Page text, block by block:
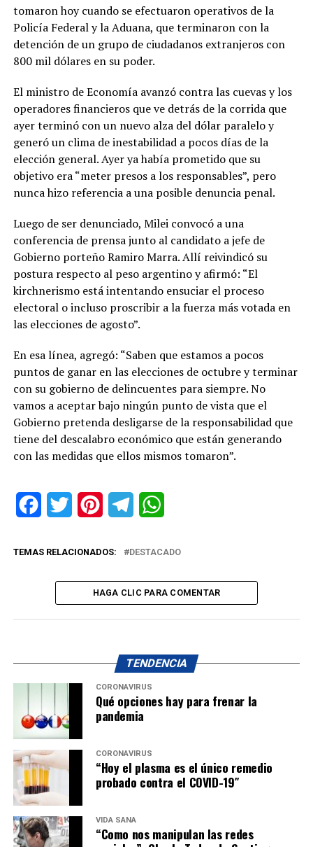
tomaron hoy cuando se efectuaron operativos de la
Policía Federal y la Aduana, que terminaron con la
detención de un grupo de ciudadanos extranjeros con
800 mil dólares en su poder.
El ministro de Economía avanzó contra las cuevas y los
operadores financieros que ve detrás de la corrida que
ayer terminó con un nuevo alza del dólar paralelo y
generó un clima de inestabilidad a pocos días de la
elección general. Ayer ya había prometido que su
objetivo era “meter presos a los responsables”, pero
nunca hizo referencia a una posible denuncia penal.
Luego de ser denunciado, Milei convocó a una
conferencia de prensa junto al candidato a jefe de
Gobierno porteño Ramiro Marra. Allí reivindicó su
postura respecto al peso argentino y afirmó: “El
kirchnerismo está intentando ensuciar el proceso
electoral o incluso proscribir a la fuerza más votada en
las elecciones de agosto”.
En esa línea, agregó: “Saben que estamos a pocos
puntos de ganar en las elecciones de octubre y terminar
con su gobierno de delincuentes para siempre. No
vamos a aceptar bajo ningún punto de vista que el
Gobierno pretenda desligarse de la responsabilidad que
tiene del descalabro económico que están generando
con las medidas que ellos mismos tomaron”.
FacebookTwitter PinterestTelegram
TEMAS RELACIONADOS: DESTACADO
HAGA CLIC PARA COMENTAR
TENDENCIA
CORONAVIRUS
Qué opciones hay para frenar la
pandemia
CORONAVIRUS
“Hoy el plasma es el único remedio
probado contra el COVID-19″
VIDA SANA
“Como nos manipulan las redes